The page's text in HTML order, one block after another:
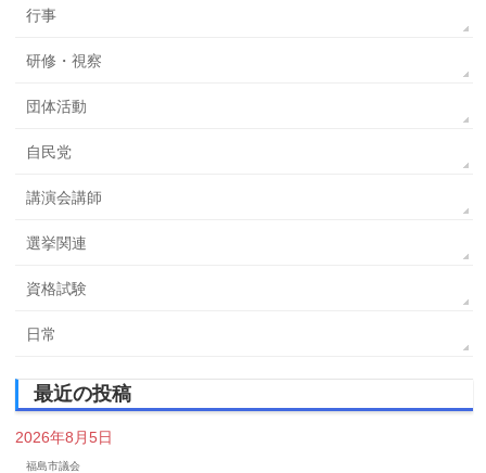
行事
研修・視察
団体活動
自民党
講演会講師
選挙関連
資格試験
日常
最近の投稿
2026年8月5日
福島市議会